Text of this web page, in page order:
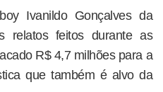
Ivanildo Gonçalves da
relatos feitos durante as
R$ 4,7 milhões para a
que também é alvo da